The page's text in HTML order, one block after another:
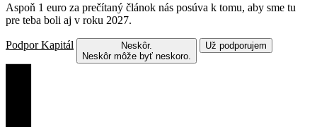
Aspoň 1 euro za prečítaný článok nás posúva k tomu, aby sme tu
pre teba boli aj v roku 2027.
Podpor Kapitál
Neskôr.
Neskôr môže byť neskoro.
Už podporujem